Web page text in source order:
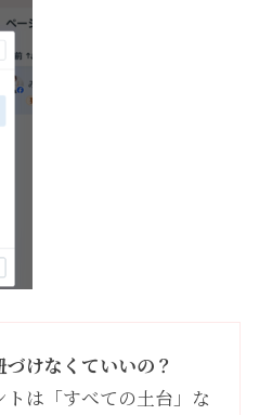
けなくていいの？
は「すべての土台」な